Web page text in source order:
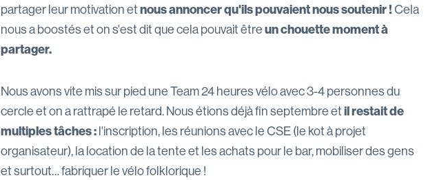
partager leur motivation etnous annoncer qu'ils pouvaient nous soutenir !Cela
nous a boostés et on s'est dit que cela pouvait êtreun chouette moment à
partager.
Nous avons vite mis sur pied une Team 24 heures vélo avec 3-4 personnes du
cercle et on a rattrapé le retard. Nous étions déjà fin septembre etil restait de
multiples tâches :l'inscription, les réunions avec le CSE (le kot à projet
organisateur), la location de la tente et les achats pour le bar, mobiliser des gens
et surtout… fabriquer le vélo folklorique !